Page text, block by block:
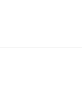
【結婚祝いのマナー】
兄弟が結婚をするという時